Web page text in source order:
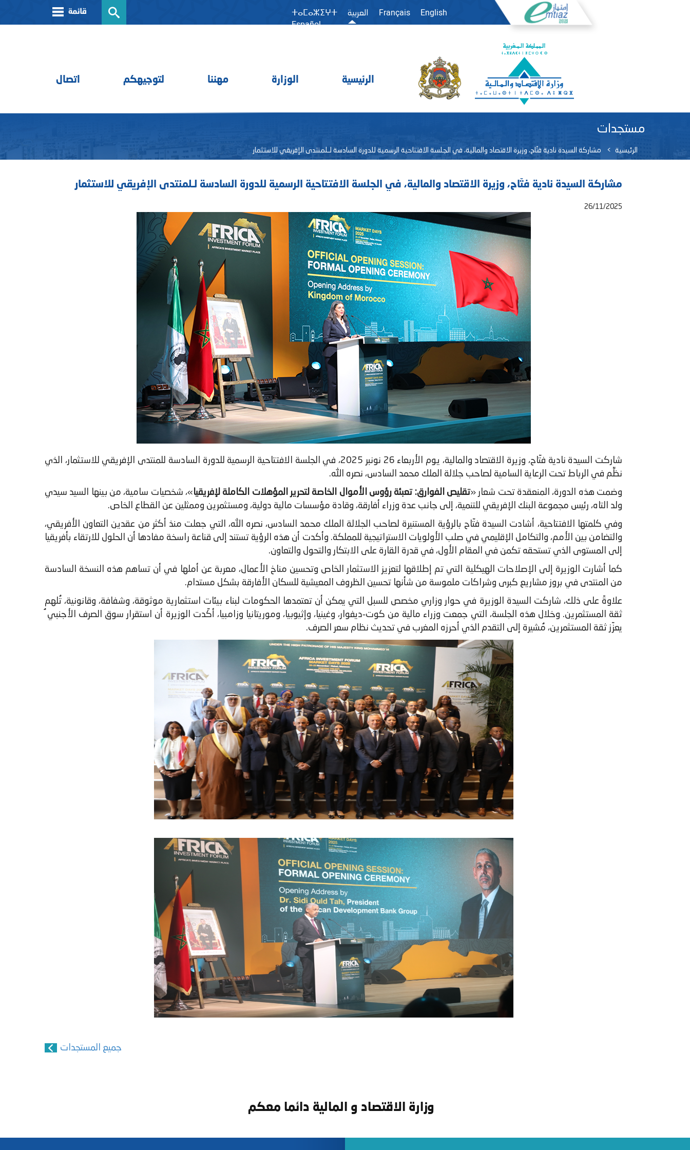
ⵜⴰⵎⴰⵣⵉⵖⵜ العربية Français
English
Español
الرئيسية الوزارة مهننا لتوجيهكم اتصال
مستجدات
الرئيسية مشاركة السيدة نادية فتّاح، وزيرة الاقتصاد والمالية، في الجلسة الافتتاحية الرسمية للدورة السادسة لـلمنتدى الإفريقي للاستثمار
مشاركة السيدة نادية فتّاح، وزيرة الاقتصاد والمالية، في الجلسة الافتتاحية الرسمية للدورة السادسة لـلمنتدى الإفريقي للاستثمار
26/11/2025
شاركت السيدة نادية فتّاح، وزيرة الاقتصاد والمالية، يوم الأربعاء 26 نونبر 2025، في الجلسة الافتتاحية الرسمية للدورة السادسة للمنتدى الإفريقي للاستثمار، الذي
نظِّم في الرباط تحت الرعاية السامية لصاحب جلالة الملك محمد السادس، نصره الله.
​وضمت هذه الدورة، المنعقدة تحت شعار «تقليص الفوارق: تعبئة رؤوس الأموال الخاصة لتحرير المؤهلات الكاملة لإفريقيا»، شخصيات سامية، من بينها السيد سيدي
ولد التاه، رئيس مجموعة البنك الإفريقي للتنمية، إلى جانب عدة وزراء أفارقة، وقادة مؤسسات مالية دولية، ومستثمرين وممثلين عن القطاع الخاص.
وفي كلمتها الافتتاحية، أشادت السيدة فتّاح بالرؤية المستنيرة لصاحب الجلالة الملك محمد السادس، نصره الله، التي جعلت منذ أكثر من عقدين التعاون الأفريقي،
والتضامن بين الأمم، والتكامل الإقليمي في صلب الأولويات الاستراتيجية للمملكة. وأكدت أن هذه الرؤية تستند إلى قناعة راسخة مفادها أن الحلول للارتقاء بأفريقيا
إلى المستوى الذي تستحقه تكمن في المقام الأول، في قدرة القارة على الابتكار والتحول والتعاون.
كما أشارت الوزيرة إلى الإصلاحات الهيكلية التي تم إطلاقها لتعزيز الاستثمار الخاص وتحسين مناخ الأعمال، معربة عن أملها في أن تساهم هذه النسخة السادسة
من المنتدى في بروز مشاريع كبرى وشراكات ملموسة من شأنها تحسين الظروف المعيشية للسكان الأفارقة بشكل مستدام.
علاوةً على ذلك، شاركت السيدة الوزيرة في حوار وزاري مخصص للسبل التي يمكن أن تعتمدها الحكومات لبناء بيئات استثمارية موثوقة، وشفافة، وقانونية، تُلهم
ثقة المستثمرين. وخلال هذه الجلسة، التي جمعت وزراء مالية من كوت‑ديفوار، وغينيا، وإثيوبيا، وموريتانيا وزامبيا، أكّدت الوزيرة أن استقرار سوق الصرف الأجنبي ُ
يعزّز ثقة المستثمرين، مُشيرة إلى التقدم الذي أحرزه المغرب في تحديث نظام سعر الصرف.
جميع المستجدات
وزارة الاقتصاد و المالية دائما معكم